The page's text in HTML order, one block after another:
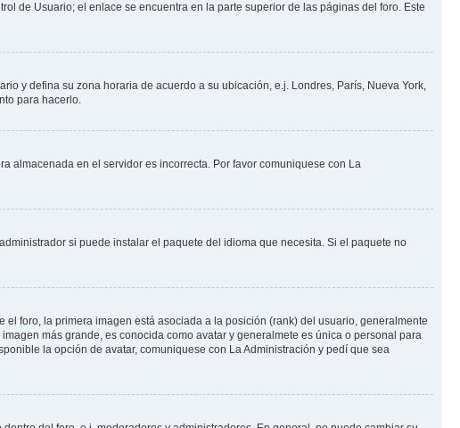
de Usuario; el enlace se encuentra en la parte superior de las páginas del foro. Este
y defina su zona horaria de acuerdo a su ubicación, e.j. Londres, París, Nueva York,
para hacerlo.
almacenada en el servidor es incorrecta. Por favor comuniquese con La
si puede instalar el paquete del idioma que necesita. Si el paquete no
foro, la primera imagen está asociada a la posición (rank) del usuario, generalmente
más grande, es conocida como avatar y generalmete es única o personal para
la opción de avatar, comuniquese con La Administración y pedí que sea